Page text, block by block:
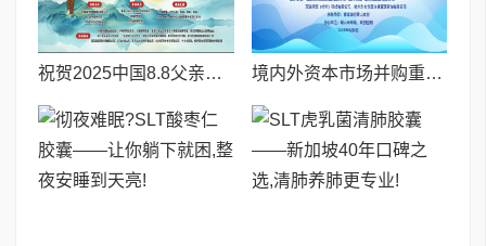
祝贺2025中国8.8父亲节“孝行天下家风传承”论坛暨祈福音乐会圆满成功 境内外资本市场并购重组专题交流会暨投融资路演会 深度解析驱动企业资本战略升级